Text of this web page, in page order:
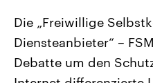
2026
Alle Informationen
Sachsen-Anhalt wählt am 6.
September 2026 einen neuen
Landtag. Seit 2021 wird das
Bundesland von einer
Die „Freiwillige
Diensteanbieter“ –
Debatte um den